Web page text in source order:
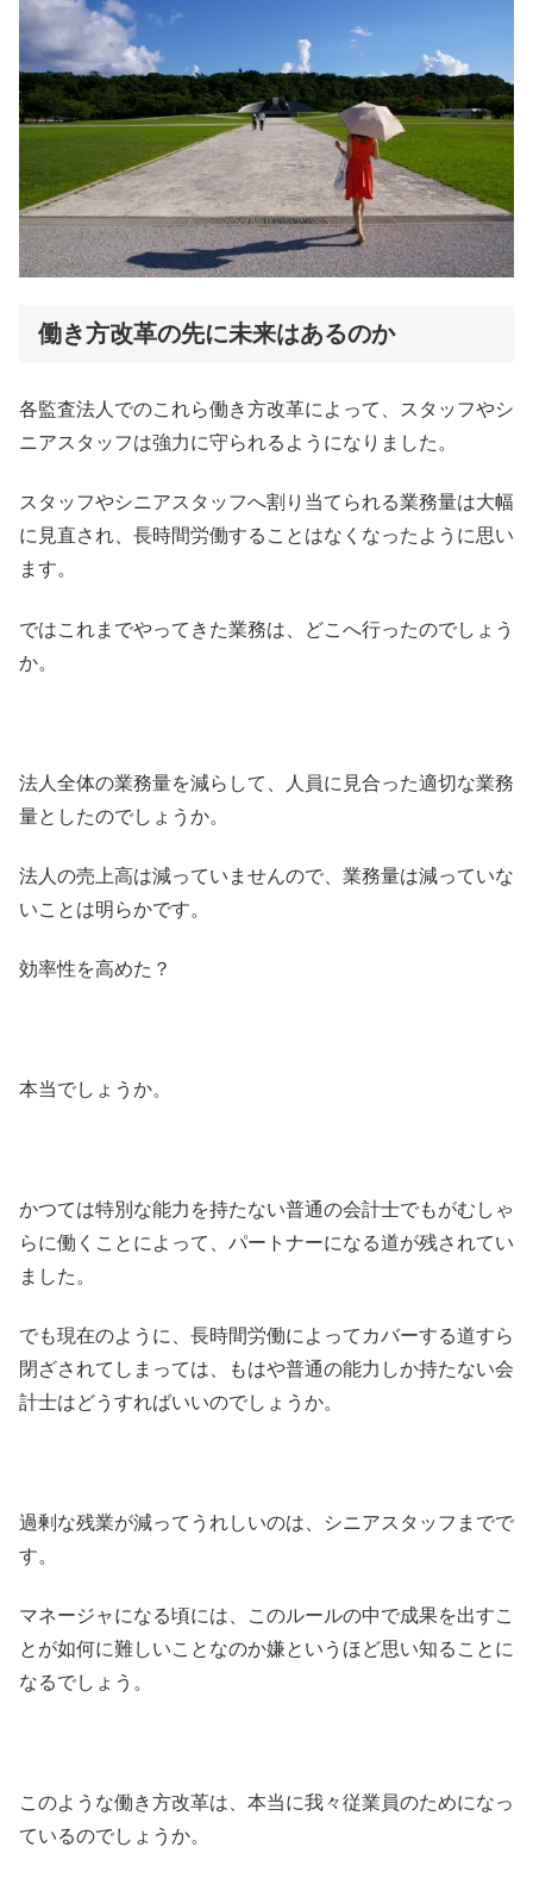
働き方改革の先に未来はあるのか
各監査法人でのこれら働き方改革によって、スタッフやシ
ニアスタッフは強力に守られるようになりました。
スタッフやシニアスタッフへ割り当てられる業務量は大幅
に見直され、長時間労働することはなくなったように思い
ます。
ではこれまでやってきた業務は、どこへ行ったのでしょう
か。
法人全体の業務量を減らして、人員に見合った適切な業務
量としたのでしょうか。
法人の売上高は減っていませんので、業務量は減っていな
いことは明らかです。
効率性を高めた？
本当でしょうか。
かつては特別な能力を持たない普通の会計士でもがむしゃ
らに働くことによって、パートナーになる道が残されてい
ました。
でも現在のように、長時間労働によってカバーする道すら
閉ざされてしまっては、もはや普通の能力しか持たない会
計士はどうすればいいのでしょうか。
過剰な残業が減ってうれしいのは、シニアスタッフまでで
す。
マネージャになる頃には、このルールの中で成果を出すこ
とが如何に難しいことなのか嫌というほど思い知ることに
なるでしょう。
このような働き方改革は、本当に我々従業員のためになっ
ているのでしょうか。